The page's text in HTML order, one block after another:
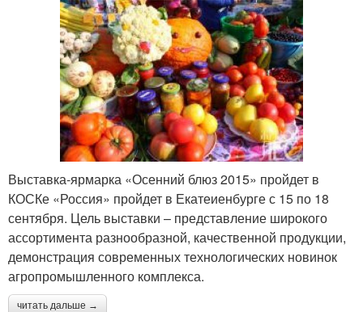
Выставка-ярмарка «Осенний блюз 2015» пройдет в
КОСКе «Россия» пройдет в Екатеиенбурге с 15 по 18
сентября. Цель выставки – представление широкого
ассортимента разнообразной, качественной продукции,
демонстрация современных технологических новинок
агропромышленного комплекса.
читать дальше →